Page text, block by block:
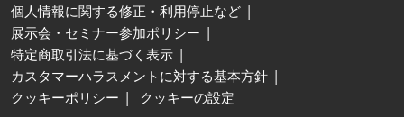
個人情報に関する修正・利用停止など
展示会・セミナー参加ポリシー
特定商取引法に基づく表示
カスタマーハラスメントに対する基本方針
クッキーポリシー
クッキーの設定